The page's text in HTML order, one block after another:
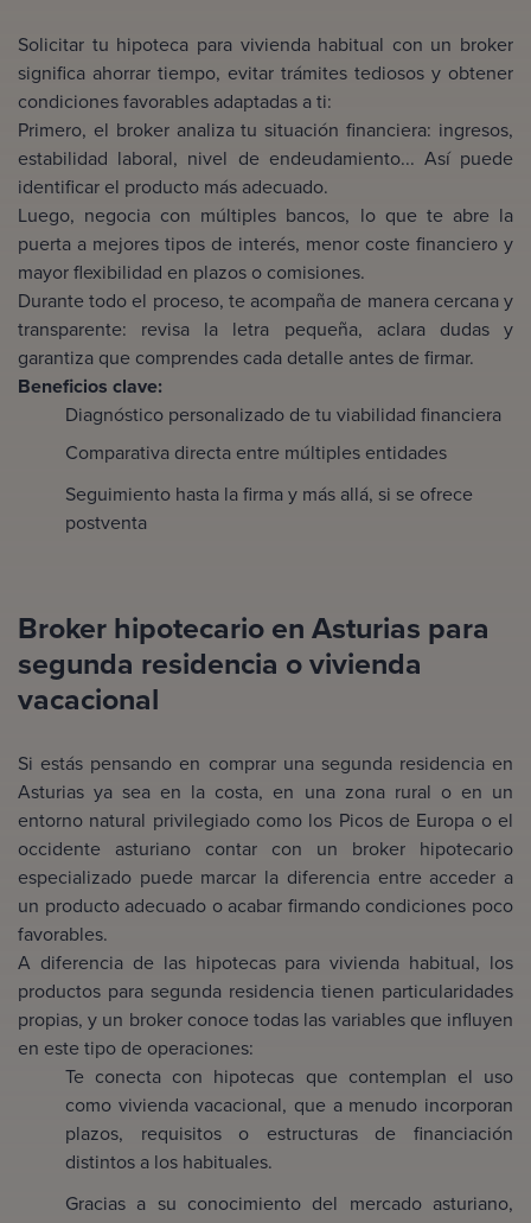
Solicitar tu hipoteca para vivienda habitual con un broker
significa ahorrar tiempo, evitar trámites tediosos y obtener
condiciones favorables adaptadas a ti:
Primero, el broker analiza tu situación financiera: ingresos,
estabilidad laboral, nivel de endeudamiento... Así puede
identificar el producto más adecuado.
Luego, negocia con múltiples bancos, lo que te abre la
puerta a mejores tipos de interés, menor coste financiero y
mayor flexibilidad en plazos o comisiones.
Durante todo el proceso, te acompaña de manera cercana y
transparente: revisa la letra pequeña, aclara dudas y
garantiza que comprendes cada detalle antes de firmar.
Beneficios clave:
Diagnóstico personalizado de tu viabilidad financiera
Comparativa directa entre múltiples entidades
Seguimiento hasta la firma y más allá, si se ofrece
postventa
Broker hipotecario en Asturias para
segunda residencia o vivienda
vacacional
Si estás pensando en comprar una segunda residencia en
Asturias ya sea en la costa, en una zona rural o en un
entorno natural privilegiado como los Picos de Europa o el
occidente asturiano contar con un broker hipotecario
especializado puede marcar la diferencia entre acceder a
un producto adecuado o acabar firmando condiciones poco
favorables.
A diferencia de las hipotecas para vivienda habitual, los
productos para segunda residencia tienen particularidades
propias, y un broker conoce todas las variables que influyen
en este tipo de operaciones:
Te conecta con hipotecas que contemplan el uso
como vivienda vacacional, que a menudo incorporan
plazos, requisitos o estructuras de financiación
distintos a los habituales.
Gracias a su conocimiento del mercado asturiano,